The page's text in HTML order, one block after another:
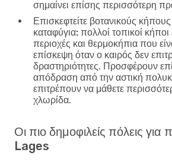
σημαίνει επίσης περισσότερη
Επισκεφτείτε βοτανικούς
καταφύγια: πολλοί τοπικοί
περιοχές και θερμοκήπια που
επίσκεψη όταν ο καιρός δεν
δραστηριότητες. Προσφέρουν
απόδραση από την αστική
επιτρέπουν να μάθετε
χλωρίδα.
Οι πιο δημοφιλείς πόλεις για
Lages